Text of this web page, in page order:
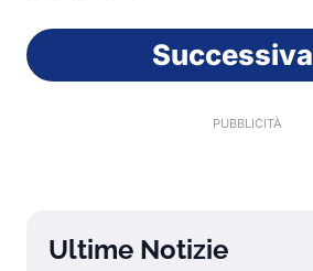
Successiva
Ultime Notizie